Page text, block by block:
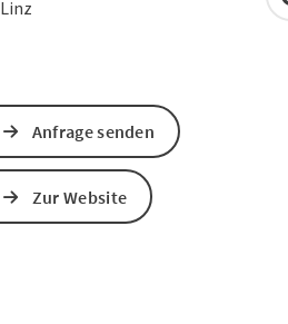
Linz
Anfrage senden
Zur Website